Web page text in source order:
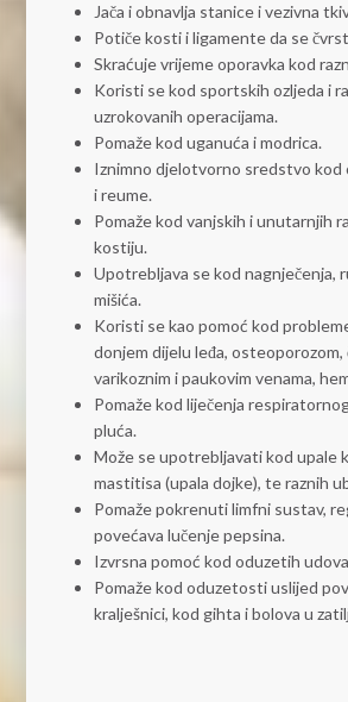
Jača i obnavlja stanice i vezivna
Potiče kosti i ligamente da se
Skraćuje vrijeme oporavka kod
Koristi se kod sportskih ozljeda i
uzrokovanih operacijama.
Pomaže kod uganuća i modrica.
Iznimno djelotvorno sredstvo kod
i reume.
Pomaže kod vanjskih i unutarnjih
kostiju.
Upotrebljava se kod nagnječenja,
mišića.
Koristi se kao pomoć kod
donjem dijelu leđa, osteoporozom,
varikoznim i paukovim venama,
Pomaže kod liječenja
pluća.
Može se upotrebljavati kod upale
mastitisa (upala dojke), te raznih
Pomaže pokrenuti limfni sustav,
povećava lučenje pepsina.
Izvrsna pomoć kod oduzetih
Pomaže kod oduzetosti uslijed
kralješnici, kod gihta i bolova u